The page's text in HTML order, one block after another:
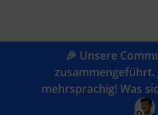
🎉 Unsere
zusammengeführt.
mehrsprachig! Was